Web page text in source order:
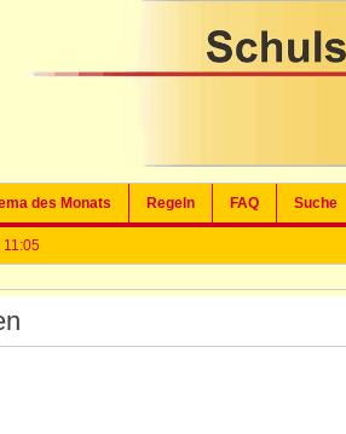
des Monats Regeln FAQ Suche